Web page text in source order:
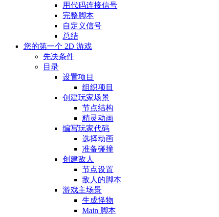
用代码连接信号
完整脚本
自定义信号
总结
您的第一个 2D 游戏
先决条件
目录
设置项目
组织项目
创建玩家场景
节点结构
精灵动画
编写玩家代码
选择动画
准备碰撞
创建敌人
节点设置
敌人的脚本
游戏主场景
生成怪物
Main 脚本